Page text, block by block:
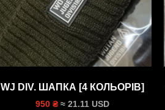
WJ DIV. ШАПКА [4 КОЛЬОРIВ]
950 ₴ ≈ 21.11 USD